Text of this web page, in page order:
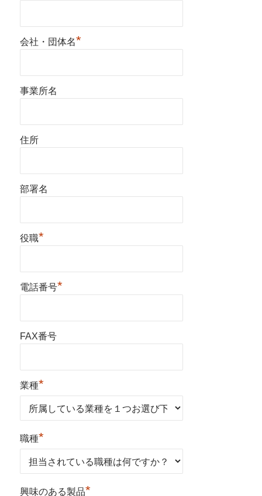
会社・団体名*
事業所名
住所
部署名
役職*
電話番号*
FAX番号
業種*
職種*
興味のある製品*